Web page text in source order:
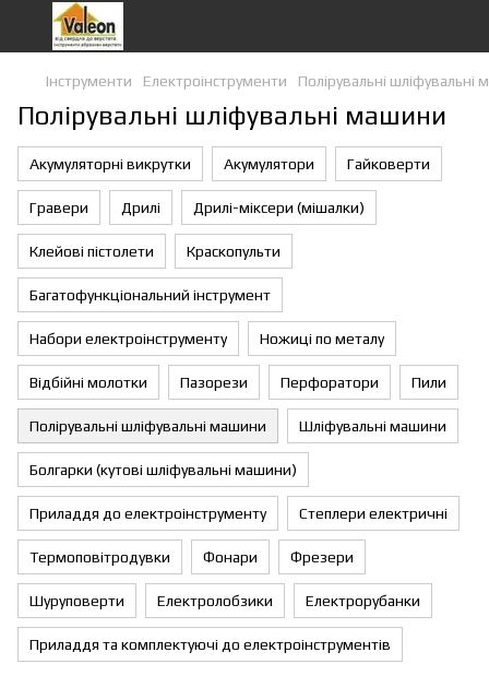
Інструменти Eлектроiнструменти Полірувальні шліфувальні
Полірувальні шліфувальні машини
Акумуляторні викрутки Акумулятори Гайковерти
Гравери Дрилі Дрилі-міксери (мішалки)
Клейові пістолети Краскопульти
Багатофункціональний інструмент
Набори електроінструменту Ножиці по металу
Відбійні молотки Пазорези Перфоратори Пили
Полірувальні шліфувальні машини Шліфувальні машини
Болгарки (кутові шліфувальні машини)
Приладдя до електроінструменту Степлери електричні
Термоповітродувки Фонари Фрезери
Шуруповерти Електролобзики Електрорубанки
Приладдя та комплектуючі до електроінструментів